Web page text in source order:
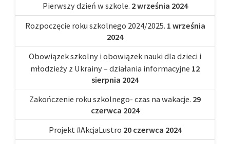
Pierwszy dzień w szkole. 2 września 2024
Rozpoczęcie roku szkolnego 2024/2025. 1 września
2024
Obowiązek szkolny i obowiązek nauki dla dzieci i
młodzieży z Ukrainy – działania informacyjne 12
sierpnia 2024
Zakończenie roku szkolnego- czas na wakacje. 29
czerwca 2024
Projekt #AkcjaLustro 20 czerwca 2024